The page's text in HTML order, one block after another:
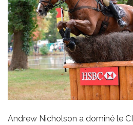
Andrew Nicholson a dominé le